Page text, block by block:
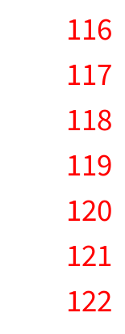
116
117
118
119
120
121
122